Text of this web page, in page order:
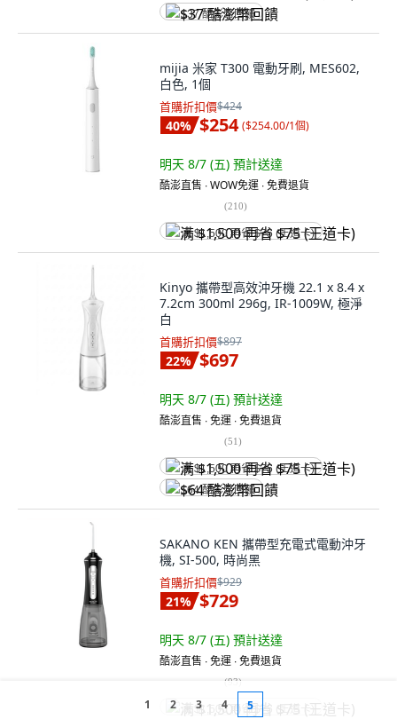
$37 酷澎幣回饋
mijia 米家 T300 電動牙刷, MES602,
白色, 1個
首購折扣價$424
40% $254 ($254.00/1個)
明天 8/7 (五) 預計送達
酷澎直售 ∙ WOW免運 ∙ 免費退貨
(210)
满 $1,500 再省 $75 (王道卡)
Kinyo 攜帶型高效沖牙機 22.1 x 8.4 x
7.2cm 300ml 296g, IR-1009W, 極淨
白
首購折扣價$897
22% $697
明天 8/7 (五) 預計送達
酷澎直售 ∙ 免運 ∙ 免費退貨
(51)
满 $1,500 再省 $75 (王道卡)
$64 酷澎幣回饋
SAKANO KEN 攜帶型充電式電動沖牙
機, SI-500, 時尚黑
首購折扣價$929
21% $729
明天 8/7 (五) 預計送達
酷澎直售 ∙ 免運 ∙ 免費退貨
(93)
满 $1,500 再省 $75 (王道卡)
1 2 3 4 5